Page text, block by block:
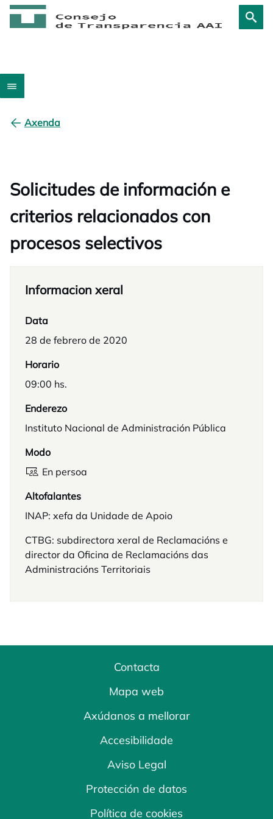
Axenda
Solicitudes de información e
criterios relacionados con
procesos selectivos
Informacion xeral
Data
28 de febrero de 2020
Horario
09:00 hs.
Enderezo
Instituto Nacional de Administración Pública
Modo
En persoa
Altofalantes
INAP: xefa da Unidade de Apoio
CTBG: subdirectora xeral de Reclamacións e
director da Oficina de Reclamacións das
Administracións Territoriais
Contacta
Mapa web
Axúdanos a mellorar
Accesibilidade
Aviso Legal
Protección de datos
Política de cookies